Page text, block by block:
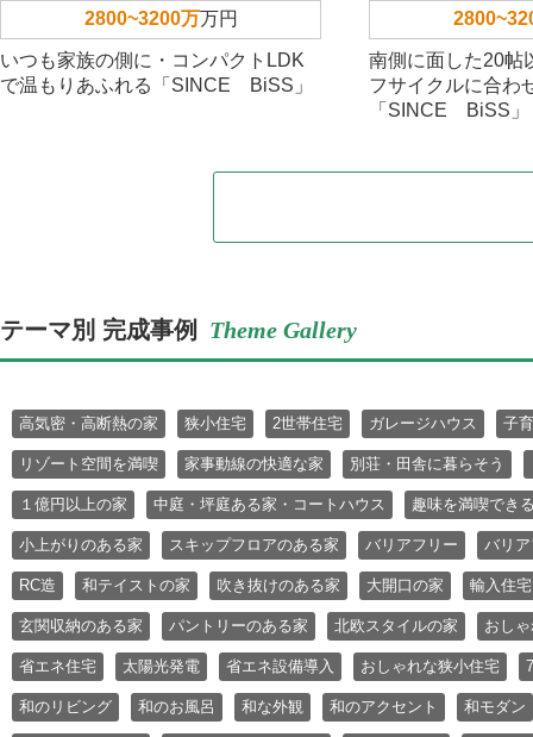
2800~3200万万円
いつも家族の側に・コンパクトLDK
で温もりあふれる「SINCE BiSS」
南側に面した20帖
フサイクルに合わ
「SINCE BiSS」
テーマ別 完成事例 Theme Gallery
高気密・高断熱の家 狭小住宅 2世帯住宅 ガレージハウス 子
リゾート空間を満喫 家事動線の快適な家 別荘・田舎に暮らそう
１億円以上の家 中庭・坪庭ある家・コートハウス 趣味を満喫でき
小上がりのある家 スキップフロアのある家 バリアフリー バリ
RC造 和テイストの家 吹き抜けのある家 大開口の家 輸入住宅
玄関収納のある家 パントリーのある家 北欧スタイルの家 おし
省エネ住宅 太陽光発電 省エネ設備導入 おしゃれな狭小住宅
和のリビング 和のお風呂 和な外観 和のアクセント 和モダン